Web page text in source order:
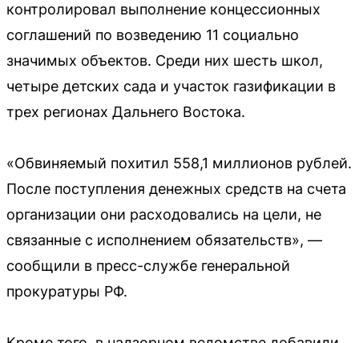
контролировал выполнение концессионных
соглашений по возведению 11 социально
значимых объектов. Среди них шесть школ,
четыре детских сада и участок газификации в
трех регионах Дальнего Востока.
«Обвиняемый похитил 558,1 миллионов рублей.
После поступления денежных средств на счета
организации они расходовались на цели, не
связанные с исполнением обязательств», —
сообщили в пресс-службе генеральной
прокуратуры РФ.